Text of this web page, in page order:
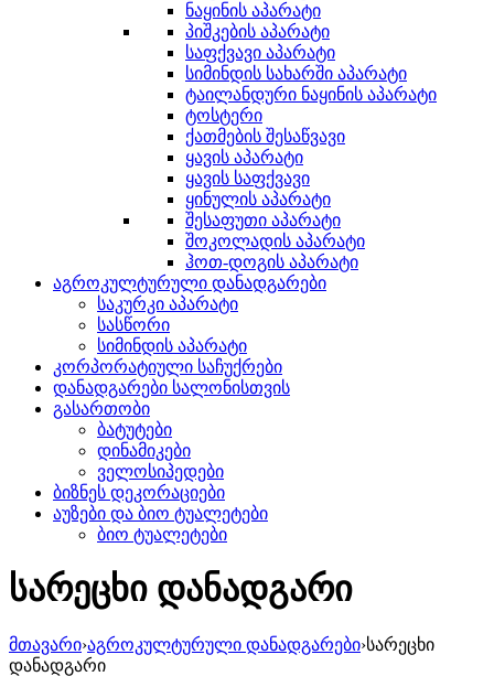
ნაყინის აპარატი
პიშკების აპარატი
საფქვავი აპარატი
სიმინდის სახარში აპარატი
ტაილანდური ნაყინის აპარატი
ტოსტერი
ქათმების შესაწვავი
ყავის აპარატი
ყავის საფქვავი
ყინულის აპარატი
შესაფუთი აპარატი
შოკოლადის აპარატი
ჰოთ-დოგის აპარატი
აგროკულტურული დანადგარები
საკურკი აპარატი
სასწორი
სიმინდის აპარატი
კორპორატიული საჩუქრები
დანადგარები სალონისთვის
გასართობი
ბატუტები
დინამიკები
ველოსიპედები
ბიზნეს დეკორაციები
აუზები და ბიო ტუალეტები
ბიო ტუალეტები
სარეცხი დანადგარი
მთავარი›აგროკულტურული დანადგარები›სარეცხი
დანადგარი